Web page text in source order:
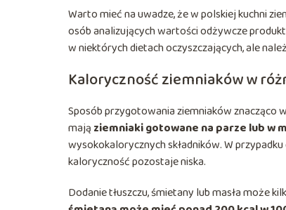
Warto mieć na uwadze, że w polskiej kuchni
osób analizujących wartości odżywcze
w niektórych dietach oczyszczających, ale
Kaloryczność ziemniaków w
Sposób przygotowania ziemniaków znacząco
mają ziemniaki gotowane na parze lub w
wysokokalorycznych składników. W
kaloryczność pozostaje niska.
Dodanie tłuszczu, śmietany lub masła może